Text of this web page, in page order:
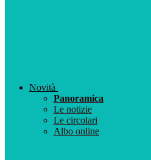
Novità
Panoramica
Le notizie
Le circolari
Albo online